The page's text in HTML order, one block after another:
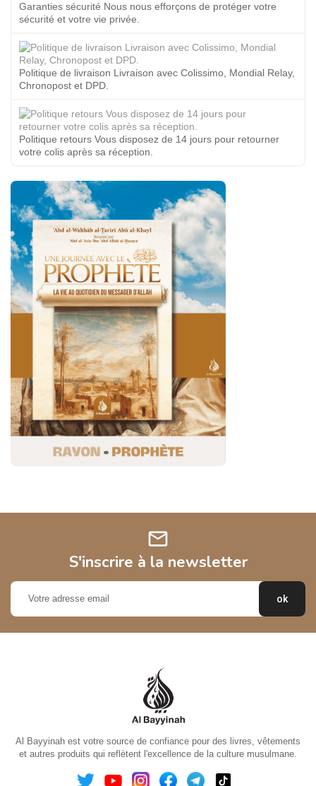
Garanties sécurité Nous nous efforçons de protéger votre
sécurité et votre vie privée.
Politique de livraison Livraison avec Colissimo, Mondial Relay,
Chronopost et DPD.
Politique retours Vous disposez de 14 jours pour retourner
votre colis après sa réception.
mail
S'inscrire à la newsletter
Al Bayyinah est votre source de confiance pour des livres, vêtements
et autres produits qui reflètent l'excellence de la culture musulmane.